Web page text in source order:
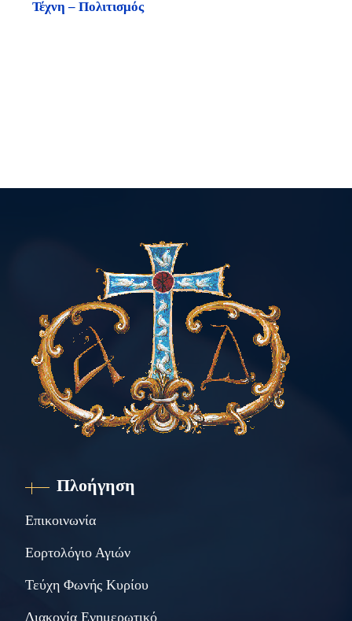
Τέχνη – Πολιτισμός
Πλοήγηση
Επικοινωνία
Εορτολόγιο Αγιών
Τεύχη Φωνής Κυρίου
Διακονία Ενημερωτικό